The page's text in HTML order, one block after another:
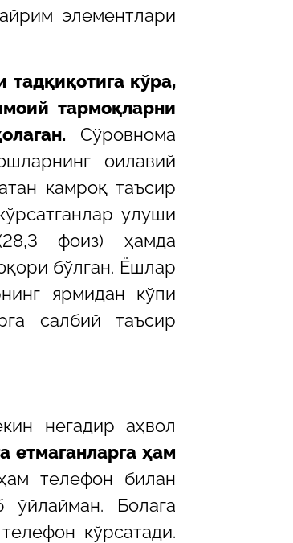
элементлари
кўра,
тармоқларни
Сўровнома
оилавий
камроқ таъсир
улуши
фоиз) ҳамда
бўлган. Ёшлар
ярмидан кўпи
салбий таъсир
негадир аҳвол
етмаганларга ҳам
телефон билан
ўйлайман. Болага
кўрсатади.